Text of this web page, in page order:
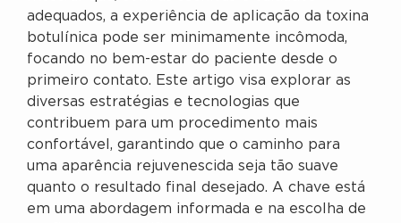
adequados, a experiência de aplicação da toxina
botulínica pode ser minimamente incômoda,
focando no bem-estar do paciente desde o
primeiro contato. Este artigo visa explorar as
diversas estratégias e tecnologias que
contribuem para um procedimento mais
confortável, garantindo que o caminho para
uma aparência rejuvenescida seja tão suave
quanto o resultado final desejado. A chave está
em uma abordagem informada e na escolha de